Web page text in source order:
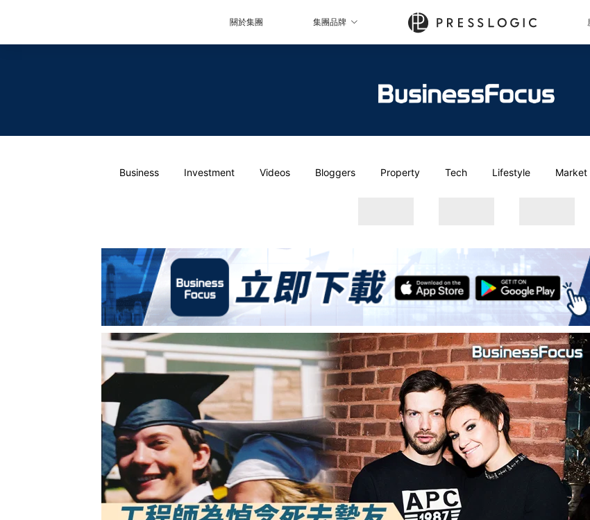
關於集團 集團品牌
Business Investment Videos Bloggers Property Tech Lifestyle Market